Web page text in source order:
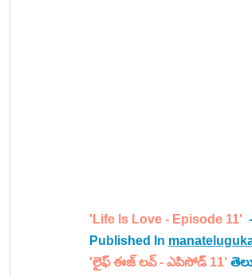
'Life Is Love - Episode 11'
Published In
'లైఫ్ ఈజ్ లవ్ - ఎపిసోడ్ 11'